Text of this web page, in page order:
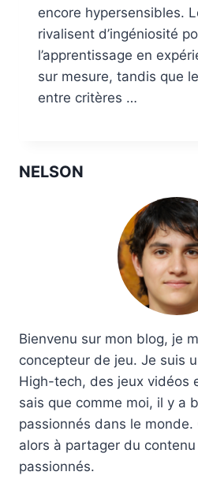
encore hypersensibles.
rivalisent d’ingéniosité
l’apprentissage en
sur mesure, tandis que
entre critères …
NELSON
Bienvenu sur mon blog, je
concepteur de jeu. Je suis
High-tech, des jeux vidéos
sais que comme moi, il y a
passionnés dans le
alors à partager du
passionnés.